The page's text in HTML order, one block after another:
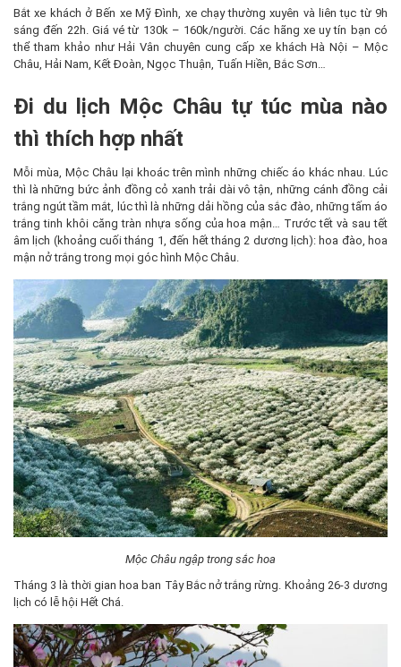
Bắt xe khách ở Bến xe Mỹ Đình, xe chạy thường xuyên và liên tục từ 9h
sáng đến 22h. Giá vé từ 130k – 160k/người. Các hãng xe uy tín bạn có
thể tham khảo như Hải Vân chuyên cung cấp xe khách Hà Nội – Mộc
Châu, Hải Nam, Kết Đoàn, Ngọc Thuận, Tuấn Hiền, Bắc Sơn…
Đi du lịch Mộc Châu tự túc mùa nào
thì thích hợp nhất
Mỗi mùa, Mộc Châu lại khoác trên mình những chiếc áo khác nhau. Lúc
thì là những bức ảnh đồng cỏ xanh trải dài vô tận, những cánh đồng cải
trắng ngút tầm mắt, lúc thì là những dải hồng của sắc đào, những tấm áo
trắng tinh khôi căng tràn nhựa sống của hoa mận… Trước tết và sau tết
âm lịch (khoảng cuối tháng 1, đến hết tháng 2 dương lịch): hoa đào, hoa
mận nở trắng trong mọi góc hình Mộc Châu.
Mộc Châu ngập trong sắc hoa
Tháng 3 là thời gian hoa ban Tây Bắc nở trắng rừng. Khoảng 26-3 dương
lịch có lễ hội Hết Chá.